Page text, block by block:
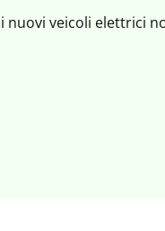
nuovi veicoli elettrici